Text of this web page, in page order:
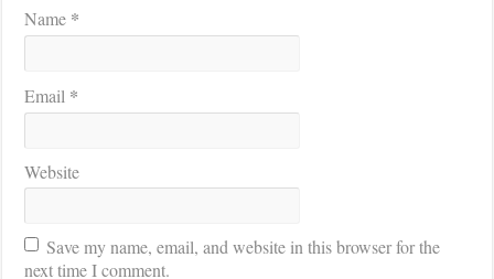
Name *
Email *
Website
Save my name, email, and website in this browser for the
next time I comment.